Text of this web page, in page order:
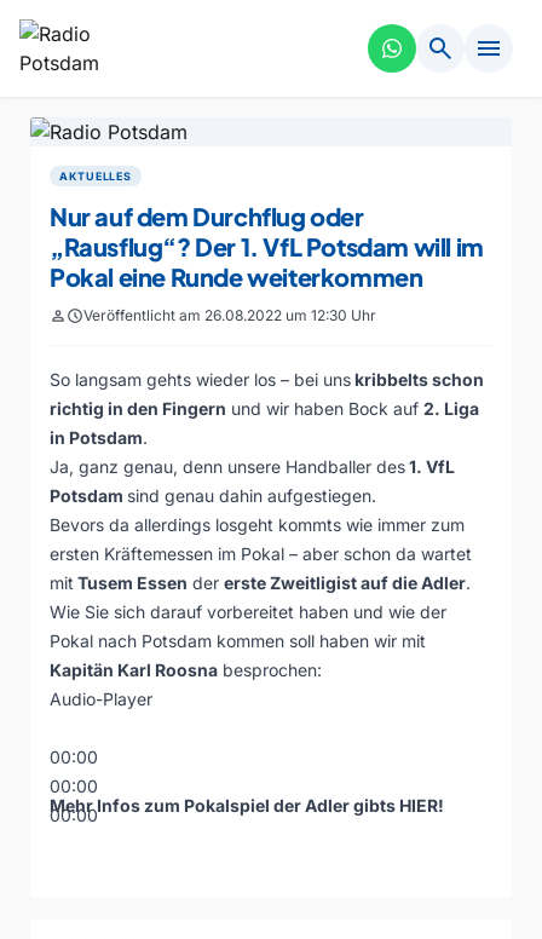
search menu
AKTUELLES
Nur auf dem Durchflug oder
„Rausflug“? Der 1. VfL Potsdam will im
Pokal eine Runde weiterkommen
personscheduleVeröffentlicht am 26.08.2022 um 12:30 Uhr
So langsam gehts wieder los – bei unskribbelts schon
richtig in den Fingern und wir haben Bock auf 2. Liga
in Potsdam.
Ja, ganz genau, denn unsere Handballer des1. VfL
Potsdam sind genau dahin aufgestiegen.
Bevors da allerdings losgeht kommts wie immer zum
ersten Kräftemessen im Pokal – aber schon da wartet
mit Tusem Essen der erste Zweitligist auf die Adler.
Wie Sie sich darauf vorbereitet haben und wie der
Pokal nach Potsdam kommen soll haben wir mit
Kapitän Karl Roosna besprochen:
Audio-Player
00:00
00:00
00:00
Mehr Infos zum Pokalspiel der Adler gibts HIER!